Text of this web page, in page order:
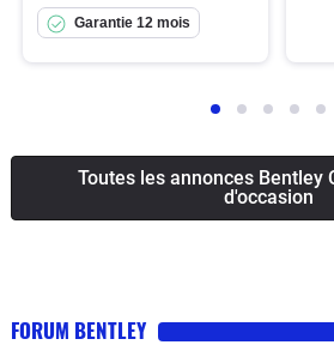
Garantie 12 mois
Toutes les annonces Bentley
d'occasion
FORUM BENTLEY